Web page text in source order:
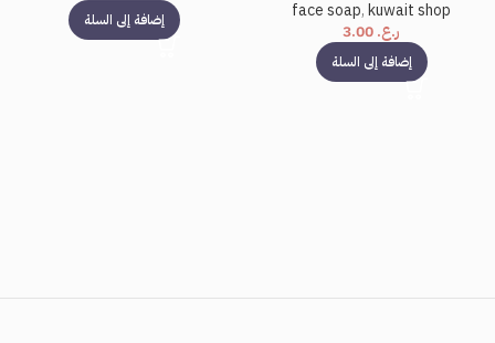
face soap,kuwait shop
ر.ع.
إضافة إلى السلة
إضافة إلى السلة